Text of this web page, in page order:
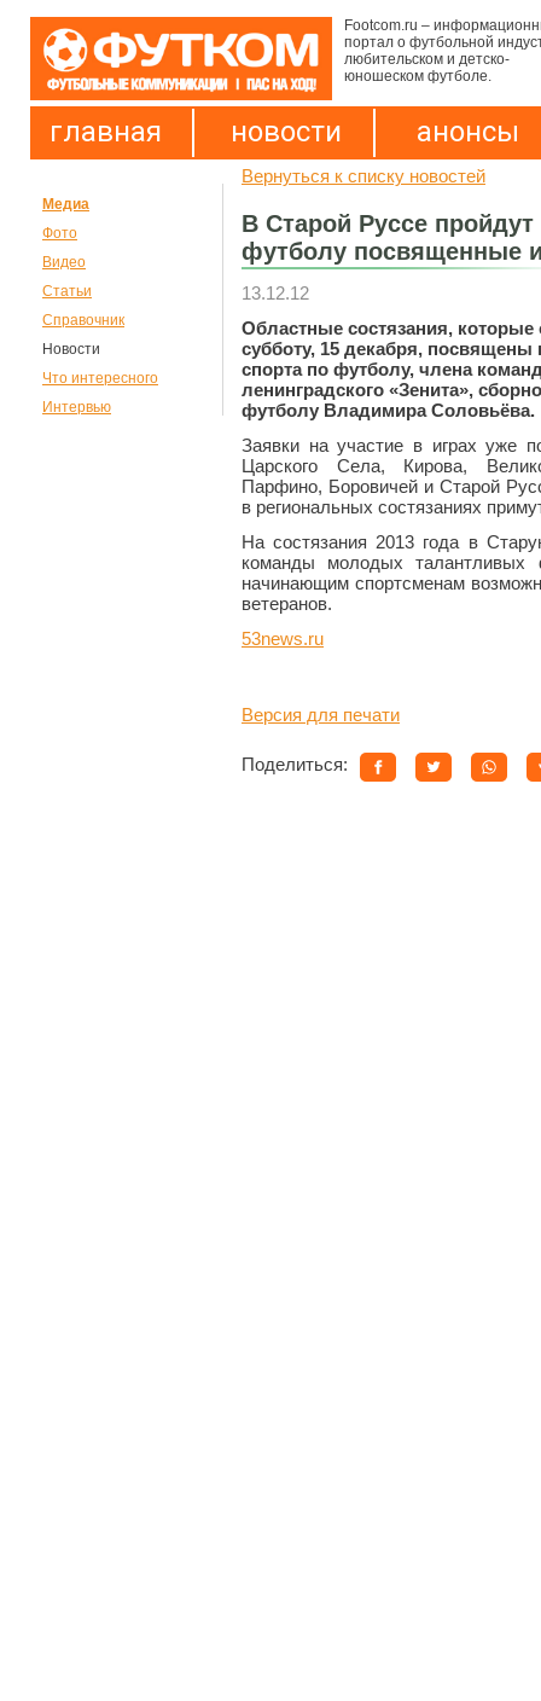
Footcom.ru –
портал о футбольной
любительском и детско-
юношеском футболе.
главная новости анонсы
Медиа
Фото
Видео
Статьи
Справочник
Новости
Что интересного
Интервью
Вернуться к списку новостей
В Старой Руссе
футболу посвященные
13.12.12
Областные состязания, которые
субботу, 15 декабря, посвящены
спорта по футболу, члена
ленинградского «Зенита»,
футболу Владимира Соловьёва.
Заявки на участие в играх уже
Царского Села, Кирова,
Парфино, Боровичей и Старой
в региональных состязаниях
На состязания 2013 года в
команды молодых талантливых
начинающим спортсменам
ветеранов.
53news.ru
Версия для печати
Поделиться: